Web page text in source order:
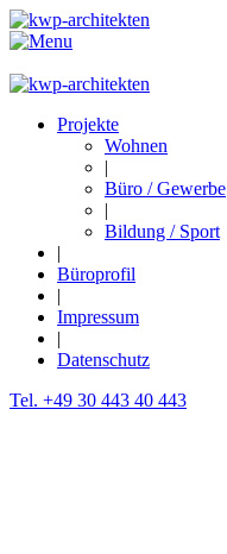
Projekte
Wohnen
|
Büro / Gewerbe
|
Bildung / Sport
|
Büroprofil
|
Impressum
|
Datenschutz
Tel. +49 30 443 40 443